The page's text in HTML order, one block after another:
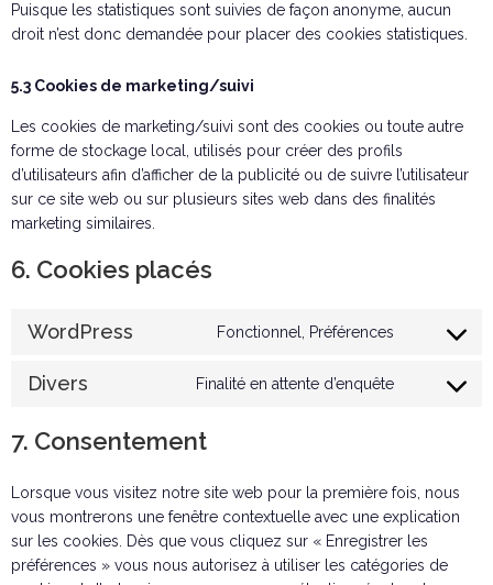
Puisque les statistiques sont suivies de façon anonyme, aucun
droit n’est donc demandée pour placer des cookies statistiques.
5.3 Cookies de marketing/suivi
Les cookies de marketing/suivi sont des cookies ou toute autre
forme de stockage local, utilisés pour créer des profils
d’utilisateurs afin d’afficher de la publicité ou de suivre l’utilisateur
sur ce site web ou sur plusieurs sites web dans des finalités
marketing similaires.
6. Cookies placés
WordPress Fonctionnel, Préférences
Divers Finalité en attente d’enquête
7. Consentement
Lorsque vous visitez notre site web pour la première fois, nous
vous montrerons une fenêtre contextuelle avec une explication
sur les cookies. Dès que vous cliquez sur « Enregistrer les
préférences » vous nous autorisez à utiliser les catégories de